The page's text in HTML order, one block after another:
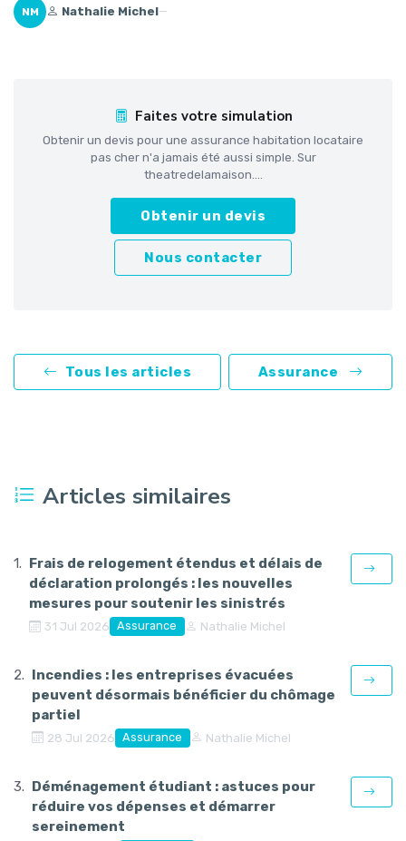
NM Nathalie Michel—
Faites votre simulation
Obtenir un devis pour une assurance habitation locataire
pas cher n'a jamais été aussi simple. Sur
theatredelamaison....
Obtenir un devis
Nous contacter
Tous les articles Assurance
Articles similaires
Frais de relogement étendus et délais de
déclaration prolongés : les nouvelles
mesures pour soutenir les sinistrés
31 Jul 2026 Assurance Nathalie Michel
Incendies : les entreprises évacuées
peuvent désormais bénéficier du chômage
partiel
28 Jul 2026 Assurance Nathalie Michel
Déménagement étudiant : astuces pour
réduire vos dépenses et démarrer
sereinement